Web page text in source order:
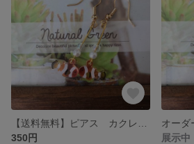
350円
展示中